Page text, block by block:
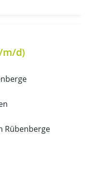
m/d)
Rübenberge